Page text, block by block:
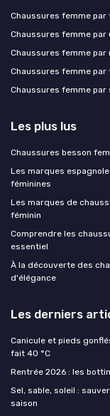
Chaussures femme par
Chaussures femme par
Chaussures femme par
Chaussures femme par
Chaussures femme par
Les plus lus
Chaussures besson
Les marques
féminines
Les marques de
féminin
Comprendre les
essentiel
À la découverte des
d'élégance
Les derniers
Canicule et pieds
fait 40 °C
Rentrée 2026 : les
Sel, sable, soleil :
saison